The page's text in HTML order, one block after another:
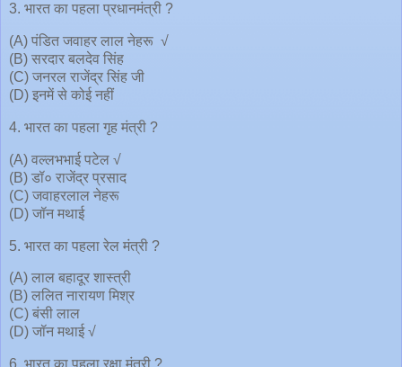
3. भारत का पहला प्रधानमंत्री ?
(A) पंडित जवाहर लाल नेहरू √
(B) सरदार बलदेव सिंह
(C) जनरल राजेंद्र सिंह जी
(D) इनमें से कोई नहीं
4. भारत का पहला गृह मंत्री ?
(A) वल्लभभाई पटेल √
(B) डॉ० राजेंद्र प्रसाद
(C) जवाहरलाल नेहरू
(D) जॉन मथाई
5. भारत का पहला रेल मंत्री ?
(A) लाल बहादूर शास्त्री
(B) ललित नारायण मिश्र
(C) बंसी लाल
(D) जॉन मथाई √